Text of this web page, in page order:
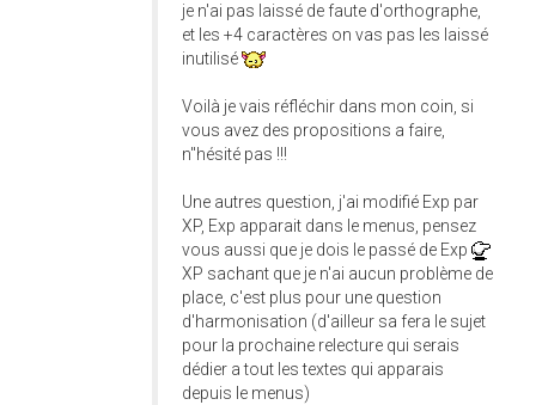
je n'ai pas laissé de faute d'orthographe,
et les +4 caractères on vas pas les laissé
inutilisé
Voilà je vais réfléchir dans mon coin, si
vous avez des propositions a faire,
n"hésité pas !!!
Une autres question, j'ai modifié Exp par
XP, Exp apparait dans le menus, pensez
vous aussi que je dois le passé de Exp
XP sachant que je n'ai aucun problème de
place, c'est plus pour une question
d'harmonisation (d'ailleur sa fera le sujet
pour la prochaine relecture qui serais
dédier a tout les textes qui apparais
depuis le menus)